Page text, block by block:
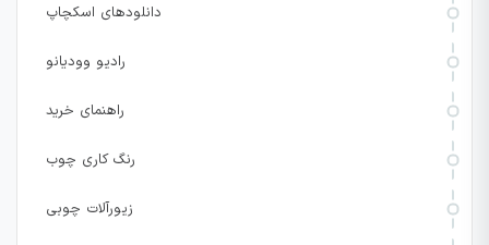
دانلودهای اسکچاپ
رادیو وودیانو
راهنمای خرید
رنگ کاری چوب
زیورآلات چوبی